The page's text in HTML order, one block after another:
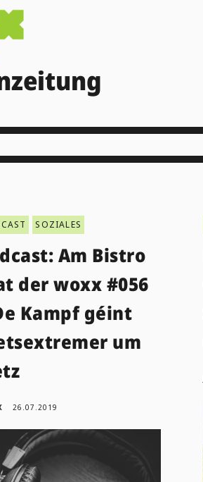
SOZIALES
Am Bistro
der woxx #056
Kampf géint
um
26.07.2019